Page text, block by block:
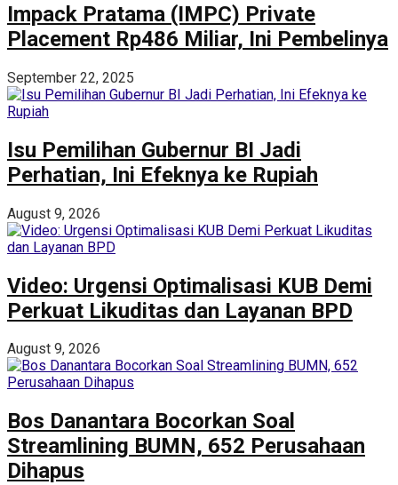
Impack Pratama (IMPC) Private
Placement Rp486 Miliar, Ini Pembelinya
September 22, 2025
Isu Pemilihan Gubernur BI Jadi
Perhatian, Ini Efeknya ke Rupiah
August 9, 2026
Video: Urgensi Optimalisasi KUB Demi
Perkuat Likuditas dan Layanan BPD
August 9, 2026
Bos Danantara Bocorkan Soal
Streamlining BUMN, 652 Perusahaan
Dihapus